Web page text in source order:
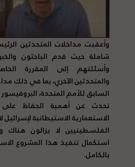
وأعقبت مداخلات المتحدثين
شاملة حيث قدم الباحثون
وأسئلتهم إلى المقررة
والمتحدثين الآخري، بما في ذلك
السابق للأمم المتحدة،
تحدث عن أهمية الحفاظ على
الاستعمارية الاستيطانية لإسرائيل
الفلسطينيين لا يزالون هناك
استكمال تنفيذ هذا المشروع
بالكامل.